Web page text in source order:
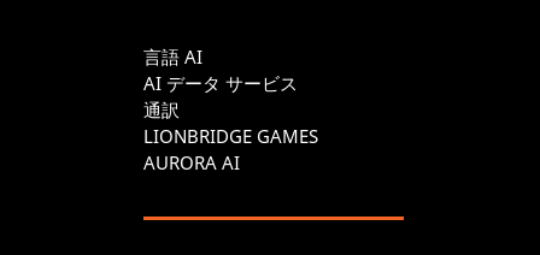
言語 AI
AI データ サービス
通訳
LIONBRIDGE GAMES
AURORA AI